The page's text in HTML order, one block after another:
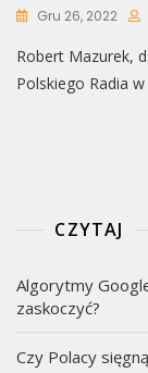
Gru 26, 2022
Robert Mazurek,
Polskiego Radia
CZYTAJ
Algorytmy
zaskoczyć?
Czy Polacy